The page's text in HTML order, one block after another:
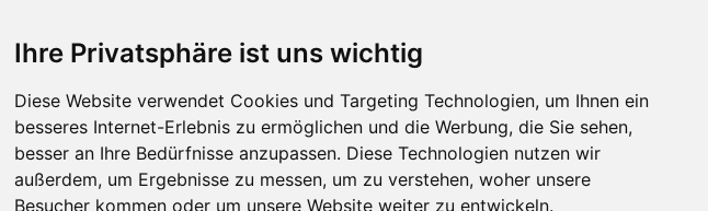
Ihre Privatsphäre ist uns wichtig
Diese Website verwendet Cookies und Targeting Technologien, um Ihnen ein
besseres Internet-Erlebnis zu ermöglichen und die Werbung, die Sie sehen,
besser an Ihre Bedürfnisse anzupassen. Diese Technologien nutzen wir
außerdem, um Ergebnisse zu messen, um zu verstehen, woher unsere
Besucher kommen oder um unsere Website weiter zu entwickeln.
Kontakt
Feedback
Fehler melden
Facebook
Twitter
YouTube